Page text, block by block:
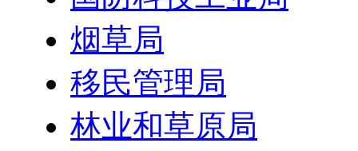
烟草局
移民管理局
林业和草原局